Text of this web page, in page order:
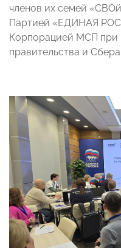
членов их семей
Партией «ЕДИНАЯ
Корпорацией МСП при
правительства и Сбера.